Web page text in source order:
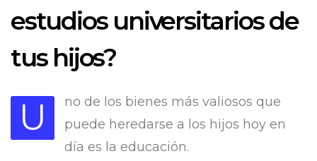
estudios universitarios de
tus hijos?
U
no de los bienes más valiosos que
puede heredarse a los hijos hoy en
día es la educación.